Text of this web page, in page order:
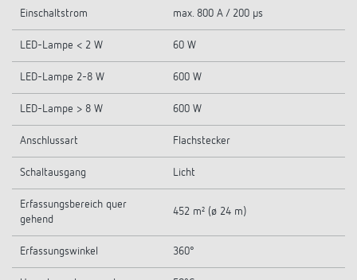
Einschaltstrom max. 800 A / 200 µs
LED-Lampe < 2 W 60 W
LED-Lampe 2-8 W 600 W
LED-Lampe > 8 W 600 W
Anschlussart Flachstecker
Schaltausgang Licht
Erfassungsbereich quer
gehend
452 m² (ø 24 m)
Erfassungswinkel 360°